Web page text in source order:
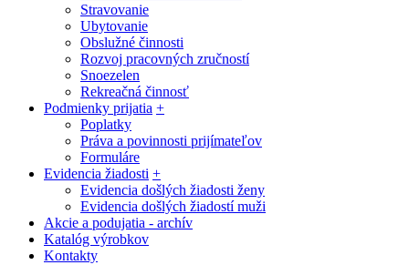
Stravovanie
Ubytovanie
Obslužné činnosti
Rozvoj pracovných zručností
Snoezelen
Rekreačná činnosť
Podmienky prijatia +
Poplatky
Práva a povinnosti prijímateľov
Formuláre
Evidencia žiadosti +
Evidencia došlých žiadosti ženy
Evidencia došlých žiadostí muži
Akcie a podujatia - archív
Katalóg výrobkov
Kontakty